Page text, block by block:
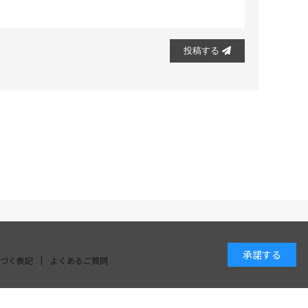
投稿する
く表記 よくあるご質問 承諾する